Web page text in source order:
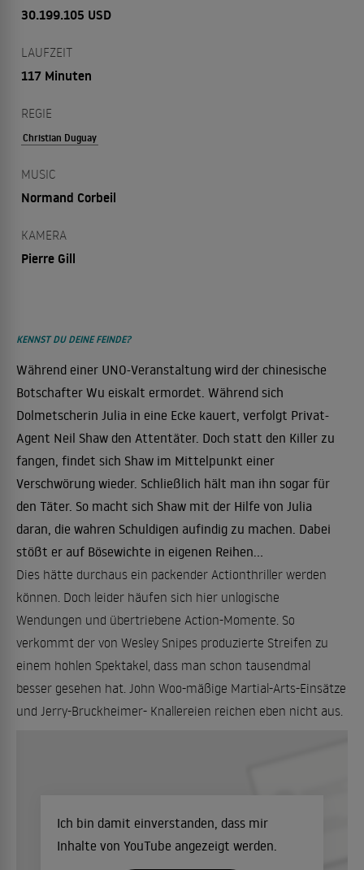
30.199.105 USD
LAUFZEIT
117 Minuten
REGIE
Christian Duguay
MUSIC
Normand Corbeil
KAMERA
Pierre Gill
KENNST DU DEINE FEINDE?
Während einer UNO-Veranstaltung wird der chinesische
Botschafter Wu eiskalt ermordet. Während sich
Dolmetscherin Julia in eine Ecke kauert, verfolgt Privat-
Agent Neil Shaw den Attentäter. Doch statt den Killer zu
fangen, findet sich Shaw im Mittelpunkt einer
Verschwörung wieder. Schließlich hält man ihn sogar für
den Täter. So macht sich Shaw mit der Hilfe von Julia
daran, die wahren Schuldigen aufindig zu machen. Dabei
stößt er auf Bösewichte in eigenen Reihen...
Dies hätte durchaus ein packender Actionthriller werden
können. Doch leider häufen sich hier unlogische
Wendungen und übertriebene Action-Momente. So
verkommt der von Wesley Snipes produzierte Streifen zu
einem hohlen Spektakel, dass man schon tausendmal
besser gesehen hat. John Woo-mäßige Martial-Arts-Einsätze
und Jerry-Bruckheimer- Knallereien reichen eben nicht aus.
Ich bin damit einverstanden, dass mir
Inhalte von YouTube angezeigt werden.